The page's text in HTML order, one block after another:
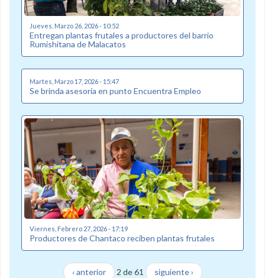
Jueves, Marzo 26, 2026 - 10:52
Entregan plantas frutales a productores del barrio
Rumishitana de Malacatos
Martes, Marzo 17, 2026 - 15:47
Se brinda asesoría en punto Encuentra Empleo
Viernes, Febrero 27, 2026 - 17:19
Productores de Chantaco reciben plantas frutales
‹ anterior 2 de 61 siguiente ›